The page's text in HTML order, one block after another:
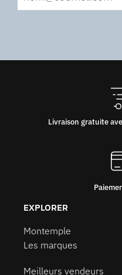
Livraison gratuite
EXPLORER
Montemple
Les marques
Meilleurs vendeurs